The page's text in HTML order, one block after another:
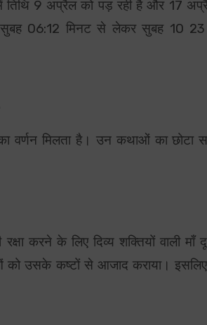
9 अप्रैल को पड़ रही है और 17
सुबह 06:12 मिनट से लेकर सुबह 10
वर्णन मिलता है। उन कथाओं का छोटा
करने के लिए दिव्य शक्तियों वाली माँ
उसके कष्टों से आजाद कराया। इसलिए